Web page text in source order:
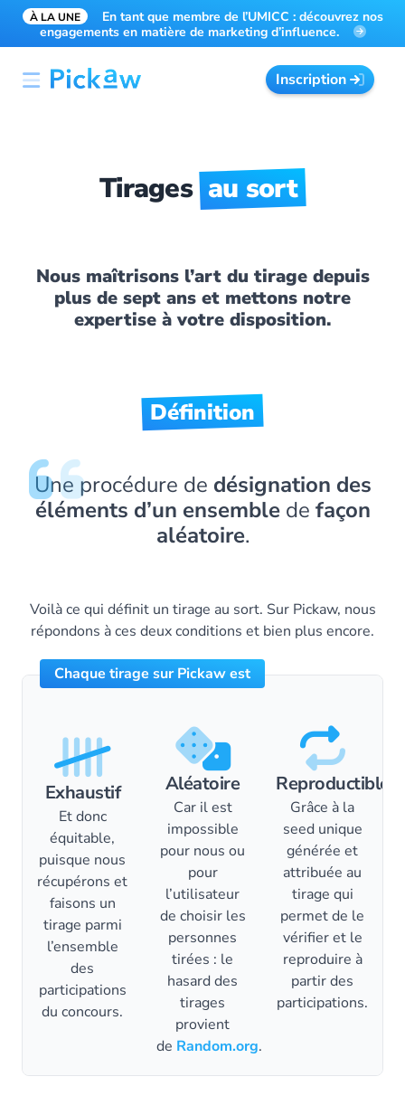
À LA UNE
En tant que membre de l’UMICC : découvrez nos
engagements en matière de marketing d’influence.
Inscription
Tirages au sort
Nous maîtrisons l’art du tirage depuis
plus de sept ans et mettons notre
expertise à votre disposition.
Définition
Une procédure de désignation des
éléments d’un ensemblede façon
aléatoire.
Voilà ce qui définit un tirage au sort. Sur Pickaw, nous
répondons à ces deux conditions et bien plus encore.
Chaque tirage sur Pickaw est
Exhaustif
Et donc
équitable,
puisque nous
récupérons et
faisons un
tirage parmi
l’ensemble
des
participations
du concours.
Aléatoire
Car il est
impossible
pour nous ou
pour
l’utilisateur
de choisir les
personnes
tirées : le
hasard des
tirages
provient
de Random.org.
Reproductible
Grâce à la
seed unique
générée et
attribuée au
tirage qui
permet de le
vérifier et le
reproduire à
partir des
participations.